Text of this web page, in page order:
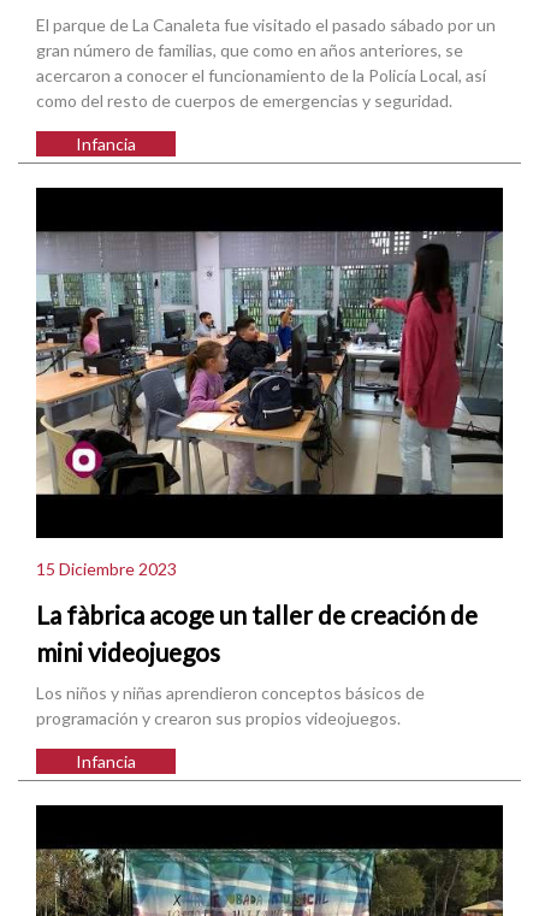
El parque de La Canaleta fue visitado el pasado sábado por un
gran número de familias, que como en años anteriores, se
acercaron a conocer el funcionamiento de la Policía Local, así
como del resto de cuerpos de emergencias y seguridad.
Infancia
15 Diciembre 2023
La fàbrica acoge un taller de creación de
mini videojuegos
Los niños y niñas aprendieron conceptos básicos de
programación y crearon sus propios videojuegos.
Infancia